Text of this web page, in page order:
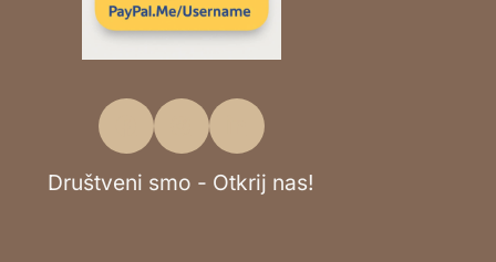
Društveni smo - Otkrij nas!